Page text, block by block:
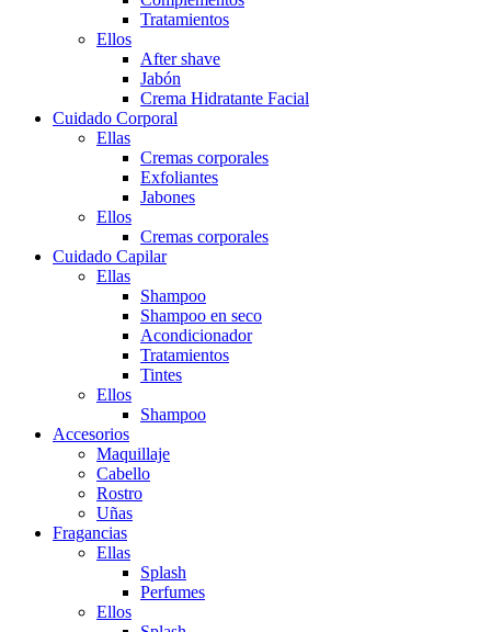
Tratamientos
Ellos
After shave
Jabón
Crema Hidratante Facial
Cuidado Corporal
Ellas
Cremas corporales
Exfoliantes
Jabones
Ellos
Cremas corporales
Cuidado Capilar
Ellas
Shampoo
Shampoo en seco
Acondicionador
Tratamientos
Tintes
Ellos
Shampoo
Accesorios
Maquillaje
Cabello
Rostro
Uñas
Fragancias
Ellas
Splash
Perfumes
Ellos